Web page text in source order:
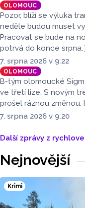
OLOMOUC
Pozor, blíží se výluka
neděle budou muset
Pracovat se bude na
potrvá do konce srpna.
7. srpna 2026 v 9:22
OLOMOUC
B-tým olomoucké
ve třetí lize. S novým
prošel ráznou
7. srpna 2026 v 9:20
Další zprávy z
Nejnovější
Krimi